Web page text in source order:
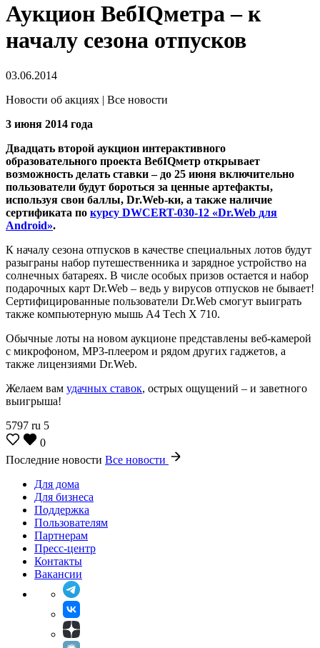
Аукцион ВебIQметра – к
началу сезона отпусков
03.06.2014
Новости об акциях | Все новости
3 июня 2014 года
Двадцать второй аукцион интерактивного
образовательного проекта ВебIQметр открывает
возможность делать ставки – до 25 июня включительно
пользователи будут бороться за ценные артефакты,
используя свои баллы, Dr.Web-ки, а также наличие
сертификата по курсу DWCERT-030-12 «Dr.Web для
Android».
К началу сезона отпусков в качестве специальных лотов будут
разыграны набор путешественника и зарядное устройство на
солнечных батареях. В числе особых призов остается и набор
подарочных карт Dr.Web – ведь у вирусов отпусков не бывает!
Сертифицированные пользователи Dr.Web смогут выиграть
также компьютерную мышь A4 Tеch X 710.
Обычные лоты на новом аукционе представлены веб-камерой
с микрофоном, МР3-плеером и рядом других гаджетов, а
также лицензиями Dr.Web.
Желаем вам удачных ставок, острых ощущений – и заветного
выигрыша!
5797 ru 5
0
Последние новости Все новости
Для дома
Для бизнеса
Поддержка
Пользователям
Партнерам
Пресс-центр
Контакты
Вакансии